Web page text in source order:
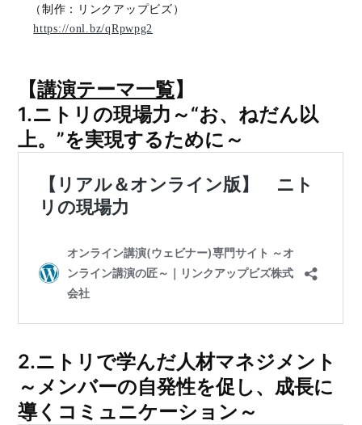
（制作：リンクアップビズ）
https://onl.bz/qRpwpg2
【講演テーマ一覧】
1.ニトリの現場力～“お、ねだん以
上。”を実現するために～
2.ニトリで学んだ人材マネジメント
～メンバーの自発性を促し、成長に
導くコミュニケーション～